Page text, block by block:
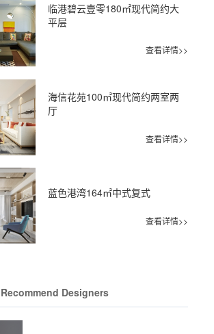
临港碧云壹零180㎡现代简约大
平层
查看详情>>
海信花苑100㎡现代简约两室两
厅
查看详情>>
蓝色港湾164㎡中式复式
查看详情>>
Designers